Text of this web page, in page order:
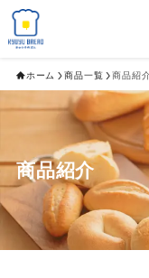
ホーム 商品一覧 商品紹
商品紹介